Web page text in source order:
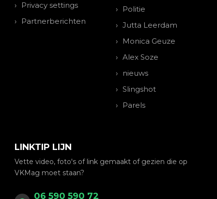
Privacy settings
Partnerberichten
Politie
Jutta Leerdam
Monica Geuze
Alex Soze
nieuws
Slingshot
Parels
LINKTIP LIJN
Vette video, foto's of link gemaakt of gezien die op
VKMag moet staan?
06 590 590 72